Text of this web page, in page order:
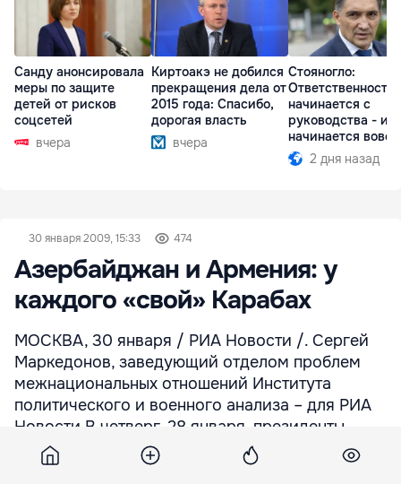
Санду анонсировала
меры по защите
детей от рисков
соцсетей
вчера
Киртоакэ не добился
прекращения дела от
2015 года: Спасибо,
дорогая власть
вчера
Стояногло:
Ответственность
начинается с
руководства -
начинается вовсе
2 дня назад
30 января 2009, 15:33 474
Азербайджан и Армения: у
каждого «свой» Карабах
МОСКВА, 30 января / РИА Новости /. Сергей
Маркедонов, заведующий отделом проблем
межнациональных отношений Института
политического и военного анализа – для РИА
Новости В четверг, 28 января, президенты
Армении и Азербайджана Ильхам Алиев и
Серж Саргсян провели в Цюрихе очередной